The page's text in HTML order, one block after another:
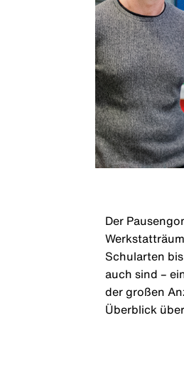
Der
Schularten
auch sind –
der großen
Überblick